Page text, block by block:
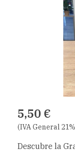
5,50 €
(IVA General
Descubre la